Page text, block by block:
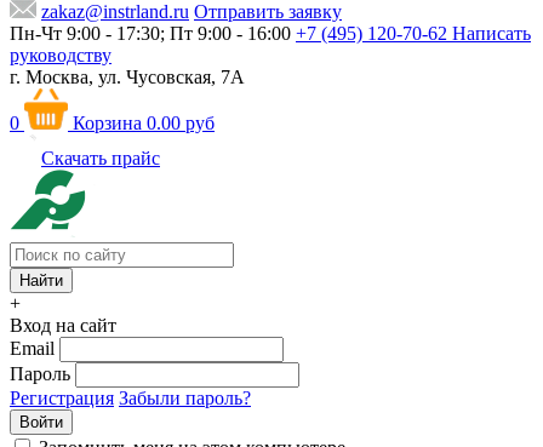
zakaz@instrland.ru Отправить заявку
Пн-Чт 9:00 - 17:30; Пт 9:00 - 16:00 +7 (495) 120-70-62 Написать
руководству
г. Москва, ул. Чусовская, 7А
0 Корзина 0.00 руб
Скачать прайс
+
Вход на сайт
Email
Пароль
Регистрация Забыли пароль?
Войти